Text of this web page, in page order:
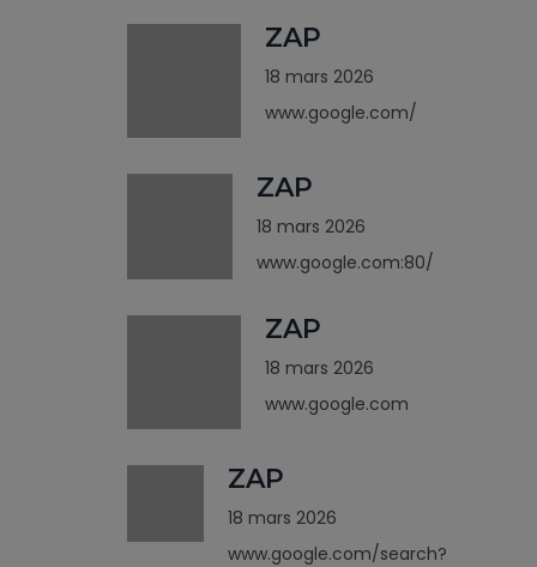
ZAP
18 mars 2026
www.google.com/
ZAP
18 mars 2026
www.google.com:80/
ZAP
18 mars 2026
www.google.com
ZAP
18 mars 2026
www.google.com/search?